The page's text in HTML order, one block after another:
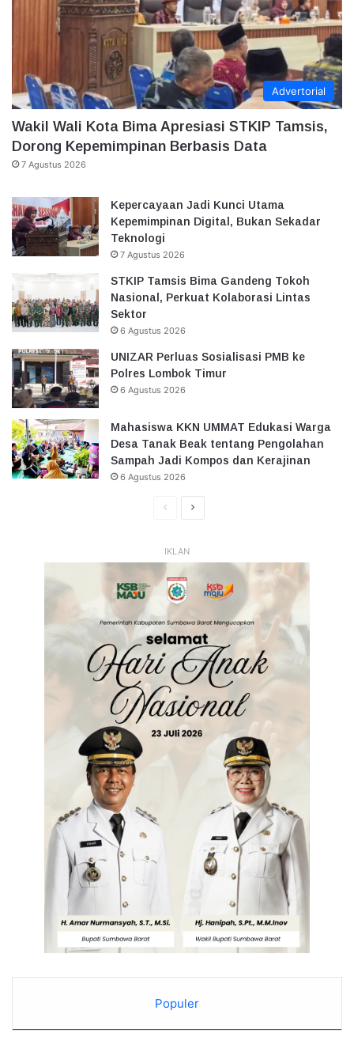
Advertorial
Wakil Wali Kota Bima Apresiasi STKIP Tamsis,
Dorong Kepemimpinan Berbasis Data
7 Agustus 2026
Kepercayaan Jadi Kunci Utama
Kepemimpinan Digital, Bukan Sekadar
Teknologi
7 Agustus 2026
STKIP Tamsis Bima Gandeng Tokoh
Nasional, Perkuat Kolaborasi Lintas
Sektor
6 Agustus 2026
UNIZAR Perluas Sosialisasi PMB ke
Polres Lombok Timur
6 Agustus 2026
Mahasiswa KKN UMMAT Edukasi Warga
Desa Tanak Beak tentang Pengolahan
Sampah Jadi Kompos dan Kerajinan
6 Agustus 2026
HalamanHalaman
IKLAN
Populer